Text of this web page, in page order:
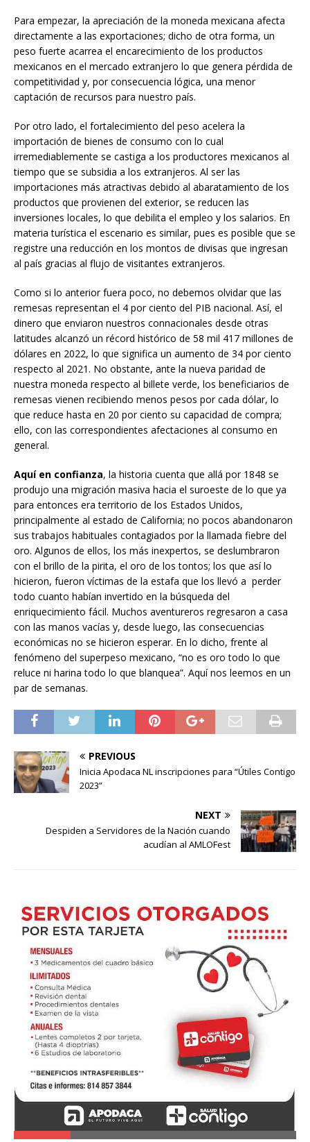
Para empezar, la apreciación de la moneda mexicana afecta
directamente a las exportaciones; dicho de otra forma, un
peso fuerte acarrea el encarecimiento de los productos
mexicanos en el mercado extranjero lo que genera pérdida de
competitividad y, por consecuencia lógica, una menor
captación de recursos para nuestro país.
Por otro lado, el fortalecimiento del peso acelera la
importación de bienes de consumo con lo cual
irremediablemente se castiga a los productores mexicanos al
tiempo que se subsidia a los extranjeros. Al ser las
importaciones más atractivas debido al abaratamiento de los
productos que provienen del exterior, se reducen las
inversiones locales, lo que debilita el empleo y los salarios. En
materia turística el escenario es similar, pues es posible que se
registre una reducción en los montos de divisas que ingresan
al país gracias al flujo de visitantes extranjeros.
Como si lo anterior fuera poco, no debemos olvidar que las
remesas representan el 4 por ciento del PIB nacional. Así, el
dinero que enviaron nuestros connacionales desde otras
latitudes alcanzó un récord histórico de 58 mil 417 millones de
dólares en 2022, lo que significa un aumento de 34 por ciento
respecto al 2021. No obstante, ante la nueva paridad de
nuestra moneda respecto al billete verde, los beneficiarios de
remesas vienen recibiendo menos pesos por cada dólar, lo
que reduce hasta en 20 por ciento su capacidad de compra;
ello, con las correspondientes afectaciones al consumo en
general.
Aquí en confianza, la historia cuenta que allá por 1848 se
produjo una migración masiva hacia el suroeste de lo que ya
para entonces era territorio de los Estados Unidos,
principalmente al estado de California; no pocos abandonaron
sus trabajos habituales contagiados por la llamada fiebre del
oro. Algunos de ellos, los más inexpertos, se deslumbraron
con el brillo de la pirita, el oro de los tontos; los que así lo
hicieron, fueron víctimas de la estafa que los llevó a perder
todo cuanto habían invertido en la búsqueda del
enriquecimiento fácil. Muchos aventureros regresaron a casa
con las manos vacías y, desde luego, las consecuencias
económicas no se hicieron esperar. En lo dicho, frente al
fenómeno del superpeso mexicano, “no es oro todo lo que
reluce ni harina todo lo que blanquea”. Aquí nos leemos en un
par de semanas.
PREVIOUS
Inicia Apodaca NL inscripciones para “Útiles Contigo
2023”
NEXT
Despiden a Servidores de la Nación cuando
acudían al AMLOFest